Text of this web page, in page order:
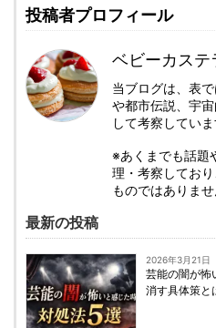
投稿者プロフィール
ベビーカステ
当ブログは、表
や都市伝説、宇
して考察していま
※あくまでも話題
理・考察してお
ものではありませ
最新の投稿
2026年3月21日
芸能の闇が怖
消す具体策と